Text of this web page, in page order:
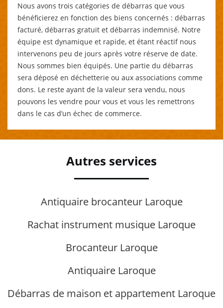
Nous avons trois catégories de débarras que vous
bénéficierez en fonction des biens concernés : débarras
facturé, débarras gratuit et débarras indemnisé. Notre
équipe est dynamique et rapide, et étant réactif nous
intervenons peu de jours après votre réserve de date.
Nous sommes bien équipés. Une partie du débarras
sera déposé en déchetterie ou aux associations comme
dons. Le reste ayant de la valeur sera vendu, nous
pouvons les vendre pour vous et vous les remettrons
dans le cas d’un échec de commerce.
Autres services
Antiquaire brocanteur Laroque
Rachat instrument musique Laroque
Brocanteur Laroque
Antiquaire Laroque
Débarras de maison et appartement Laroque